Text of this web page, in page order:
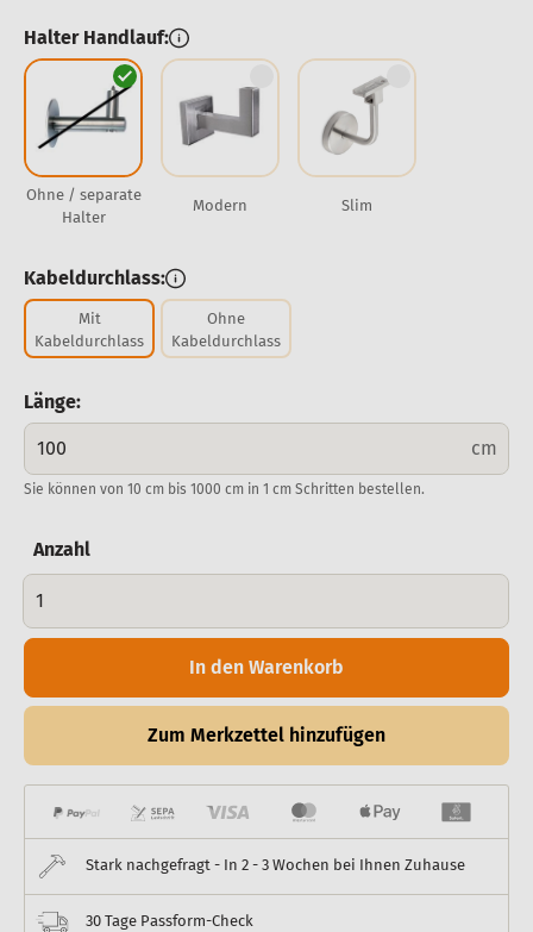
Halter Handlauf:
Ohne / separate
Halter
Modern Slim
Kabeldurchlass:
Mit
Kabeldurchlass
Ohne
Kabeldurchlass
Länge:
cm
Sie können von 10 cm bis 1000 cm in 1 cm Schritten bestellen.
Anzahl
In den Warenkorb
Zum Merkzettel hinzufügen
Stark nachgefragt - In 2 - 3 Wochen bei Ihnen Zuhause
30 Tage Passform-Check